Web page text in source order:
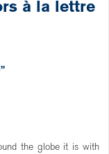
à la lettre
the globe it is with